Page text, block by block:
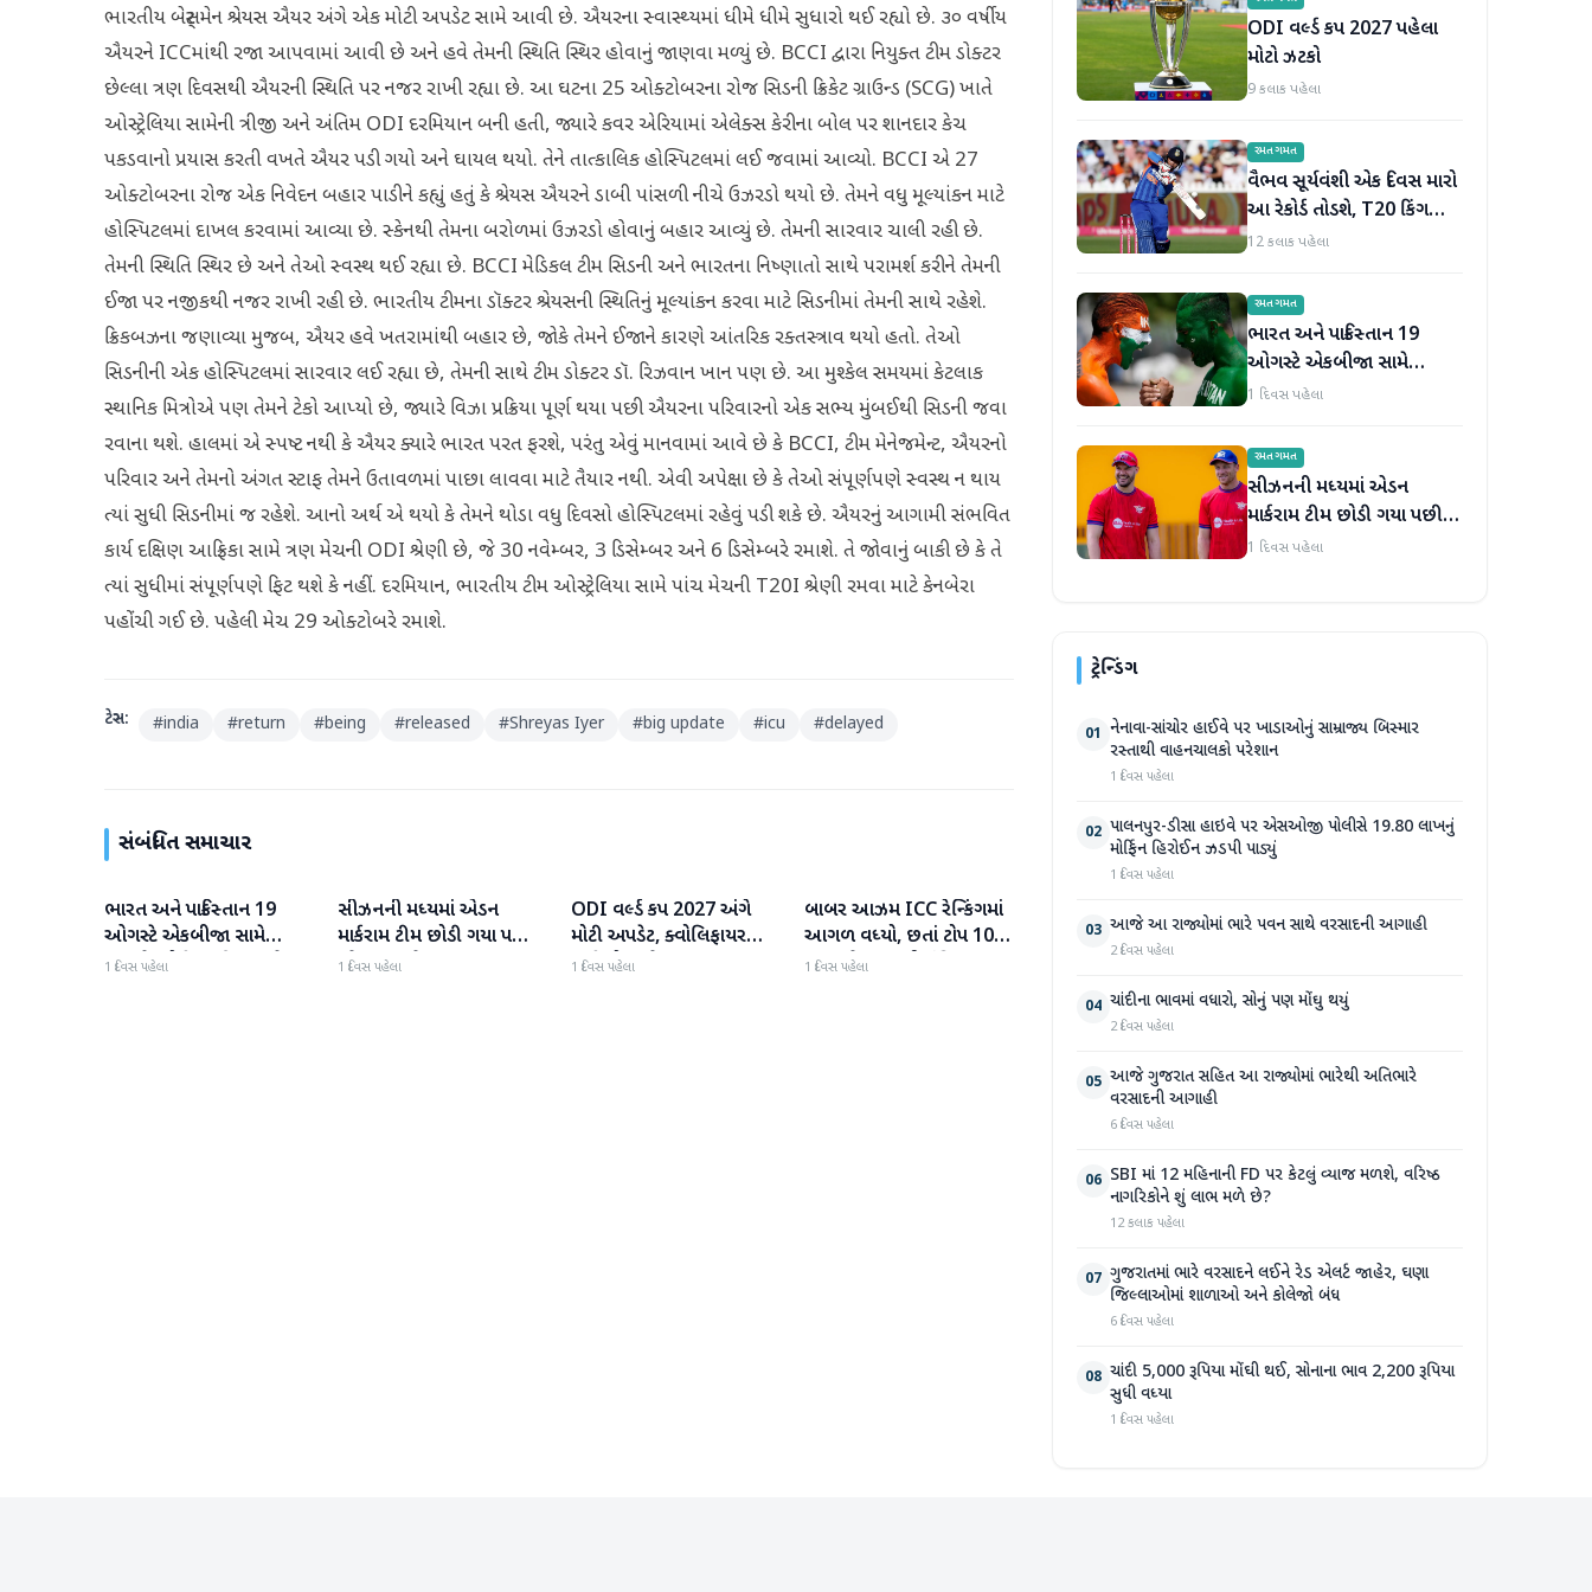
ભારતીય બેટ્સમેન શ્રેયસ ઐયર અંગે એક મોટી અપડેટ સામે આવી છે. ઐયરના સ્વાસ્થ્યમાં ધીમે ધીમે સુધારો થઈ રહ્યો છે. ૩૦ વર્ષીય
ઐયરને ICCમાંથી રજા આપવામાં આવી છે અને હવે તેમની સ્થિતિ સ્થિર હોવાનું જાણવા મળ્યું છે. BCCI દ્વારા નિયુક્ત ટીમ ડોક્ટર
છેલ્લા ત્રણ દિવસથી ઐયરની સ્થિતિ પર નજર રાખી રહ્યા છે. આ ઘટના 25 ઓક્ટોબરના રોજ સિડની ક્રિકેટ ગ્રાઉન્ડ (SCG) ખાતે
ઓસ્ટ્રેલિયા સામેની ત્રીજી અને અંતિમ ODI દરમિયાન બની હતી, જ્યારે કવર એરિયામાં એલેક્સ કેરીના બોલ પર શાનદાર કેચ
પકડવાનો પ્રયાસ કરતી વખતે ઐયર પડી ગયો અને ઘાયલ થયો. તેને તાત્કાલિક હોસ્પિટલમાં લઈ જવામાં આવ્યો. BCCI એ 27
ઓક્ટોબરના રોજ એક નિવેદન બહાર પાડીને કહ્યું હતું કે શ્રેયસ ઐયરને ડાબી પાંસળી નીચે ઉઝરડો થયો છે. તેમને વધુ મૂલ્યાંકન માટે
હોસ્પિટલમાં દાખલ કરવામાં આવ્યા છે. સ્કેનથી તેમના બરોળમાં ઉઝરડો હોવાનું બહાર આવ્યું છે. તેમની સારવાર ચાલી રહી છે.
તેમની સ્થિતિ સ્થિર છે અને તેઓ સ્વસ્થ થઈ રહ્યા છે. BCCI મેડિકલ ટીમ સિડની અને ભારતના નિષ્ણાતો સાથે પરામર્શ કરીને તેમની
ઈજા પર નજીકથી નજર રાખી રહી છે. ભારતીય ટીમના ડૉક્ટર શ્રેયસની સ્થિતિનું મૂલ્યાંકન કરવા માટે સિડનીમાં તેમની સાથે રહેશે.
ક્રિકબઝના જણાવ્યા મુજબ, ઐયર હવે ખતરામાંથી બહાર છે, જોકે તેમને ઈજાને કારણે આંતરિક રક્તસ્ત્રાવ થયો હતો. તેઓ
સિડનીની એક હોસ્પિટલમાં સારવાર લઈ રહ્યા છે, તેમની સાથે ટીમ ડોક્ટર ડૉ. રિઝવાન ખાન પણ છે. આ મુશ્કેલ સમયમાં કેટલાક
સ્થાનિક મિત્રોએ પણ તેમને ટેકો આપ્યો છે, જ્યારે વિઝા પ્રક્રિયા પૂર્ણ થયા પછી ઐયરના પરિવારનો એક સભ્ય મુંબઈથી સિડની જવા
રવાના થશે. હાલમાં એ સ્પષ્ટ નથી કે ઐયર ક્યારે ભારત પરત ફરશે, પરંતુ એવું માનવામાં આવે છે કે BCCI, ટીમ મેનેજમેન્ટ, ઐયરનો
પરિવાર અને તેમનો અંગત સ્ટાફ તેમને ઉતાવળમાં પાછા લાવવા માટે તૈયાર નથી. એવી અપેક્ષા છે કે તેઓ સંપૂર્ણપણે સ્વસ્થ ન થાય
ત્યાં સુધી સિડનીમાં જ રહેશે. આનો અર્થ એ થયો કે તેમને થોડા વધુ દિવસો હોસ્પિટલમાં રહેવું પડી શકે છે. ઐયરનું આગામી સંભવિત
કાર્ય દક્ષિણ આફ્રિકા સામે ત્રણ મેચની ODI શ્રેણી છે, જે 30 નવેમ્બર, 3 ડિસેમ્બર અને 6 ડિસેમ્બરે રમાશે. તે જોવાનું બાકી છે કે તે
ત્યાં સુધીમાં સંપૂર્ણપણે ફિટ થશે કે નહીં. દરમિયાન, ભારતીય ટીમ ઓસ્ટ્રેલિયા સામે પાંચ મેચની T20I શ્રેણી રમવા માટે કેનબેરા
પહોંચી ગઈ છે. પહેલી મેચ 29 ઓક્ટોબરે રમાશે.
ટેગ્સ: #india #return #being #released #Shreyas Iyer #big update #icu #delayed
સંબંધિત સમાચાર
રમતગમત
ભારત અને પાકિસ્તાન 19
ઓગસ્ટે એકબીજા સામે
ટકરાશે, હોકી વર્લ્ડ કપ માટે
1 દિવસ પહેલા
રમતગમત
સીઝનની મધ્યમાં એડન
માર્કરામ ટીમ છોડી ગયા પછી
જોસ બટલરે સુપર જાયન્ટ્સ
1 દિવસ પહેલા
રમતગમત
ODI વર્લ્ડ કપ 2027 અંગે
મોટી અપડેટ, ક્વોલિફાયર
તારીખો જાહેર
1 દિવસ પહેલા
રમતગમત
બાબર આઝમ ICC રેન્કિંગમાં
આગળ વધ્યો, છતાં ટોપ 10માં
સ્થાન મેળવવાથી વંચિત
1 દિવસ પહેલા
ODI વર્લ્ડ કપ 2027 પહેલા
મોટો ઝટકો
9 કલાક પહેલા
રમતગમત
વૈભવ સૂર્યવંશી એક દિવસ મારો
આ રેકોર્ડ તોડશે, T20 કિંગ
બન્યા પછી જોસ બટલરની
12 કલાક પહેલા
રમતગમત
ભારત અને પાકિસ્તાન 19
ઓગસ્ટે એકબીજા સામે
ટકરાશે, હોકી વર્લ્ડ કપ માટે
1 દિવસ પહેલા
રમતગમત
સીઝનની મધ્યમાં એડન
માર્કરામ ટીમ છોડી ગયા પછી
જોસ બટલરે સુપર જાયન્ટ્સ
1 દિવસ પહેલા
ટ્રેન્ડિંગ
01 નેનાવા-સાંચોર હાઈવે પર ખાડાઓનું સામ્રાજ્ય બિસ્માર
રસ્તાથી વાહનચાલકો પરેશાન
1 દિવસ પહેલા
02 પાલનપુર-ડીસા હાઇવે પર એસઓજી પોલીસે 19.80 લાખનું
મોર્ફિન હિરોઈન ઝડપી પાડ્યું
1 દિવસ પહેલા
03 આજે આ રાજ્યોમાં ભારે પવન સાથે વરસાદની આગાહી
2 દિવસ પહેલા
04 ચાંદીના ભાવમાં વધારો, સોનું પણ મોંઘુ થયું
2 દિવસ પહેલા
05 આજે ગુજરાત સહિત આ રાજ્યોમાં ભારેથી અતિભારે
વરસાદની આગાહી
6 દિવસ પહેલા
06 SBI માં 12 મહિનાની FD પર કેટલું વ્યાજ મળશે, વરિષ્ઠ
નાગરિકોને શું લાભ મળે છે?
12 કલાક પહેલા
07 ગુજરાતમાં ભારે વરસાદને લઈને રેડ એલર્ટ જાહેર, ઘણા
જિલ્લાઓમાં શાળાઓ અને કોલેજો બંધ
6 દિવસ પહેલા
08 ચાંદી 5,000 રૂપિયા મોંઘી થઈ, સોનાના ભાવ 2,200 રૂપિયા
સુધી વધ્યા
1 દિવસ પહેલા